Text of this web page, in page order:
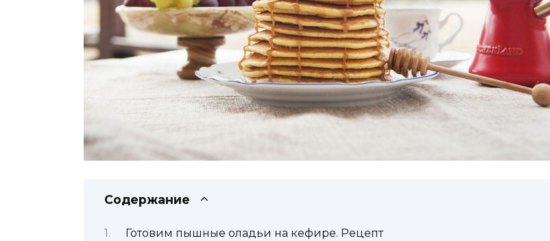
Содержание
Готовим пышные оладьи на кефире. Рецепт